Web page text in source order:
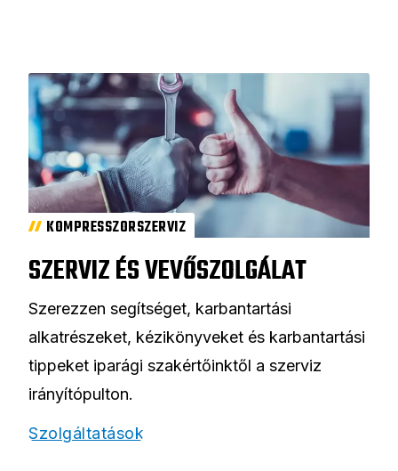
KOMPRESSZORSZERVIZ
SZERVIZ ÉS VEVŐSZOLGÁLAT
Szerezzen segítséget, karbantartási
alkatrészeket, kézikönyveket és karbantartási
tippeket iparági szakértőinktől a szerviz
irányítópulton.
Szolgáltatások